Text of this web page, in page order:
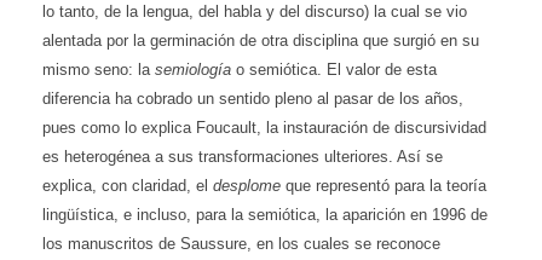
lo tanto, de la lengua, del habla y del discurso) la cual se vio
alentada por la germinación de otra disciplina que surgió en su
mismo seno: la semiología o semiótica. El valor de esta
diferencia ha cobrado un sentido pleno al pasar de los años,
pues como lo explica Foucault, la instauración de discursividad
es heterogénea a sus transformaciones ulteriores. Así se
explica, con claridad, el desplome que representó para la teoría
lingüística, e incluso, para la semiótica, la aparición en 1996 de
los manuscritos de Saussure, en los cuales se reconoce